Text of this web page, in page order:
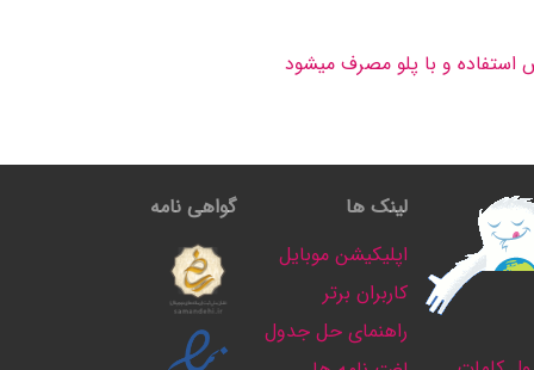
استفاده و با پلو مصرف میشود
لینک ها
اپلیکیشن موبایل
کاربران برتر
راهنمای حل جدول
گواهی نامه